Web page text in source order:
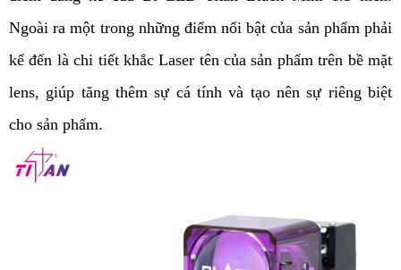
Ngoài ra một trong những điểm nổi bật của sản phẩm phải
kể đến là chi tiết khắc Laser tên của sản phẩm trên bề mặt
lens, giúp tăng thêm sự cá tính và tạo nên sự riêng biệt
cho sản phẩm.